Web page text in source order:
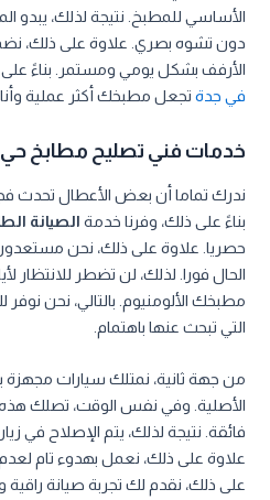
الأساسي للمطبخ. نتيجة لذلك، يبدو
دون تشوه بصري. علاوة على ذلك،
الأرفف بشكل يومي ومستمر. بناءً على
في جدة تجعل مطبخك أكثر عملية
خدمات فني تصليح مطابخ حي
ندرك تماما أن بعض الأعطال تحدث
بناءً على ذلك، وفرنا خدمة الصيانة
حصريا. علاوة على ذلك، نحن
الحال فورا. لذلك، لن تضطر للانتظار
مطبخك الألومنيوم. بالتالي، نحن نوفر
التي تبحث عنها باهتمام.
من جهة ثانية، نمتلك سيارات مجهزة
الأصلية. وفي نفس الوقت، تصلك
فائقة. نتيجة لذلك، يتم الإصلاح في
علاوة على ذلك، نعمل بهدوء تام لعدم
على ذلك، نقدم لك تجربة صيانة راقية